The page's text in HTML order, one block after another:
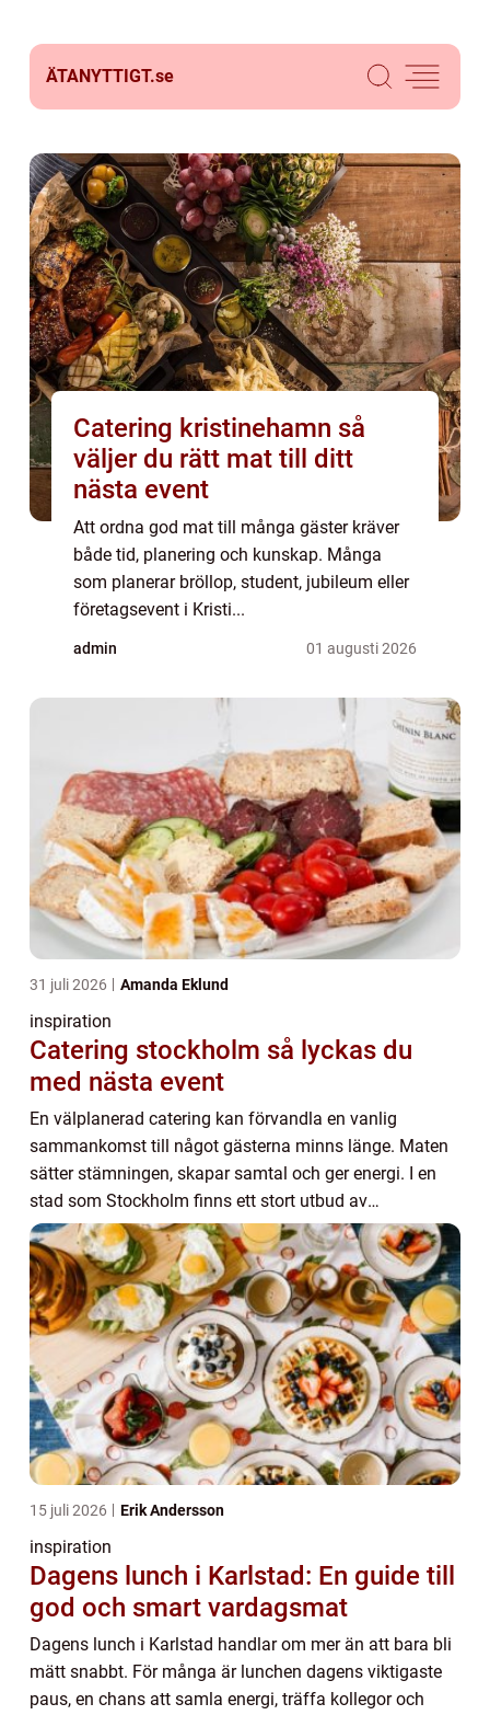
ÄTANYTTIGT.se
Catering kristinehamn så
väljer du rätt mat till ditt
nästa event
Att ordna god mat till många gäster kräver
både tid, planering och kunskap. Många
som planerar bröllop, student, jubileum eller
företagsevent i Kristi...
admin 01 augusti 2026
31 juli 2026 Amanda Eklund
inspiration
Catering stockholm så lyckas du
med nästa event
En välplanerad catering kan förvandla en vanlig
sammankomst till något gästerna minns länge. Maten
sätter stämningen, skapar samtal och ger energi. I en
stad som Stockholm finns ett stort utbud av
leverantörer och koncept, från klassiska bufféer till...
15 juli 2026 Erik Andersson
inspiration
Dagens lunch i Karlstad: En guide till
god och smart vardagsmat
Dagens lunch i Karlstad handlar om mer än att bara bli
mätt snabbt. För många är lunchen dagens viktigaste
paus, en chans att samla energi, träffa kollegor och